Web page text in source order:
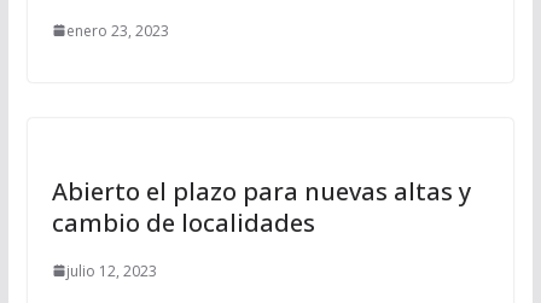
enero 23, 2023
Abierto el plazo para nuevas altas y
cambio de localidades
julio 12, 2023